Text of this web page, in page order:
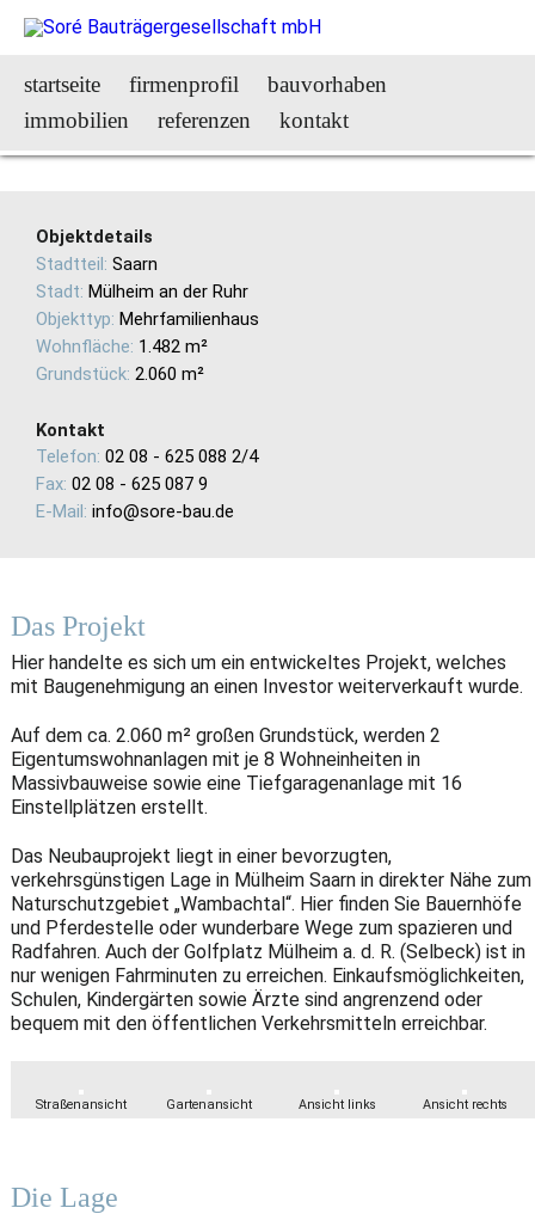
startseite firmenprofil
bauvorhaben
immobilien
referenzen kontakt
Objektdetails
Stadtteil: Saarn
Stadt: Mülheim an der Ruhr
Objekttyp: Mehrfamilienhaus
Wohnfläche: 1.482 m²
Grundstück: 2.060 m²
Kontakt
Telefon: 02 08 - 625 088 2/4
Fax: 02 08 - 625 087 9
E-Mail: info@sore-bau.de
Das Projekt
Hier handelte es sich um ein entwickeltes Projekt, welches
mit Baugenehmigung an einen Investor weiterverkauft wurde.
Auf dem ca. 2.060 m² großen Grundstück, werden 2
Eigentumswohnanlagen mit je 8 Wohneinheiten in
Massivbauweise sowie eine Tiefgaragenanlage mit 16
Einstellplätzen erstellt.
Das Neubauprojekt liegt in einer bevorzugten,
verkehrsgünstigen Lage in Mülheim Saarn in direkter Nähe zum
Naturschutzgebiet „Wambachtal“. Hier finden Sie Bauernhöfe
und Pferdestelle oder wunderbare Wege zum spazieren und
Radfahren. Auch der Golfplatz Mülheim a. d. R. (Selbeck) ist in
nur wenigen Fahrminuten zu erreichen. Einkaufsmöglichkeiten,
Schulen, Kindergärten sowie Ärzte sind angrenzend oder
bequem mit den öffentlichen Verkehrsmitteln erreichbar.
Straßenansicht Gartenansicht Ansicht links Ansicht rechts
Die Lage